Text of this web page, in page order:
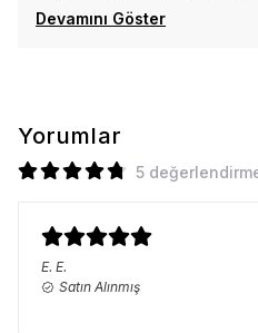
Devamını Göster
Yorumlar
5
E. E.
Satın Alınmış